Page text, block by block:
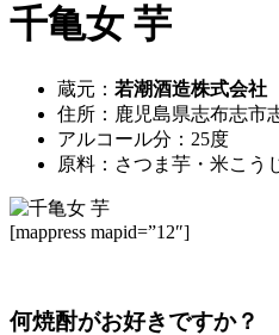
千亀女 芋
蔵元： 若潮酒造株式会社
住所：鹿児島県志布志市
アルコール分：25度
原料：さつま芋・米こう
[mappress mapid=”12″]
何焼酎がお好きですか？